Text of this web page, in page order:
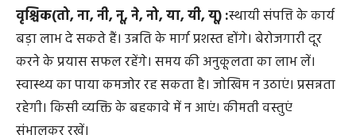
वृश्चिक(तो, ना, नी, नू, ने, नो, या, यी, यू) :स्थायी संपत्ति के कार्य
बड़ा लाभ दे सकते हैं। उन्नति के मार्ग प्रशस्त होंगे। बेरोजगारी दूर
करने के प्रयास सफल रहेंगे। समय की अनुकूलता का लाभ लें।
स्वास्थ्य का पाया कमजोर रह सकता है। जोखिम न उठाएं। प्रसन्नता
रहेगी। किसी व्यक्ति के बहकावे में न आएं। कीमती वस्तुएं